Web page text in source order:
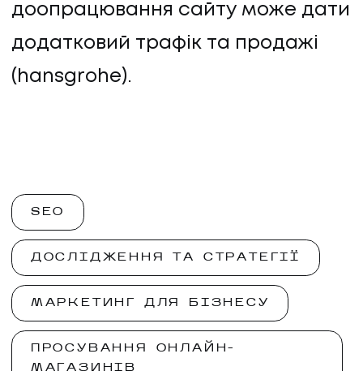
доопрацювання сайту може дати
додатковий трафік та продажі
(hansgrohe).
SEO
ДОСЛІДЖЕННЯ ТА СТРАТЕГІЇ
МАРКЕТИНГ ДЛЯ БІЗНЕСУ
ПРОСУВАННЯ ОНЛАЙН-
МАГАЗИНІВ